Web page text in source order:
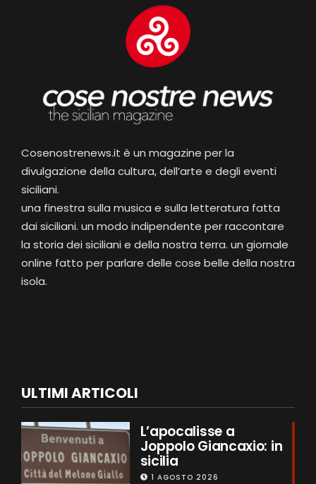
Cosenostrenews.it è un magazine per la
divulgazione della cultura, dell’arte e degli eventi
siciliani.
una finestra sulla musica e sulla letteratura fatta
dai siciliani. un modo indipendente per raccontare
la storia dei siciliani e della nostra terra. un giornale
online fatto per parlare delle cose belle della nostra
isola.
ULTIMI ARTICOLI
L’apocalisse a
Joppolo Giancaxio: in
sicilia
1 AGOSTO 2026